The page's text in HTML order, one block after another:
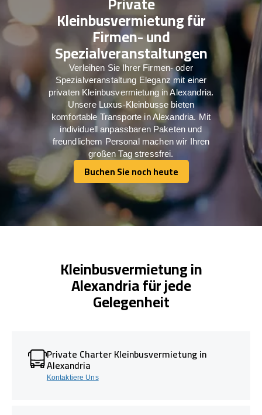
Kleinbusvermietung für
Firmen- und
Spezialveranstaltungen
Verleihen Sie Ihrer Firmen- oder
Spezialveranstaltung Eleganz mit einer
privaten Kleinbusvermietung in Alexandria.
Unsere Luxus-Kleinbusse bieten
komfortable Transporte in Alexandria. Mit
individuell anpassbaren Paketen und
freundlichem Personal machen wir Ihren
großen Tag stressfrei.
Buchen Sie noch heute
Buchen Sie noch heute
Kleinbusvermietung in
Alexandria für jede
Gelegenheit
Private Charter Kleinbusvermietung in
Alexandria
Kontaktiere Uns